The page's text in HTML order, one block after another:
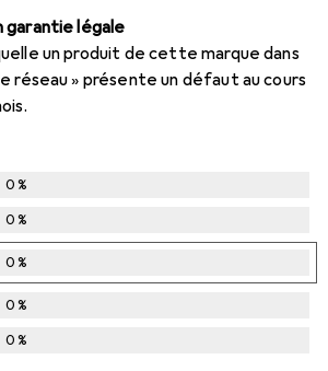
garantie légale
un produit de cette marque dans
réseau » présente un défaut au cours
0%
0%
0%
0%
0%